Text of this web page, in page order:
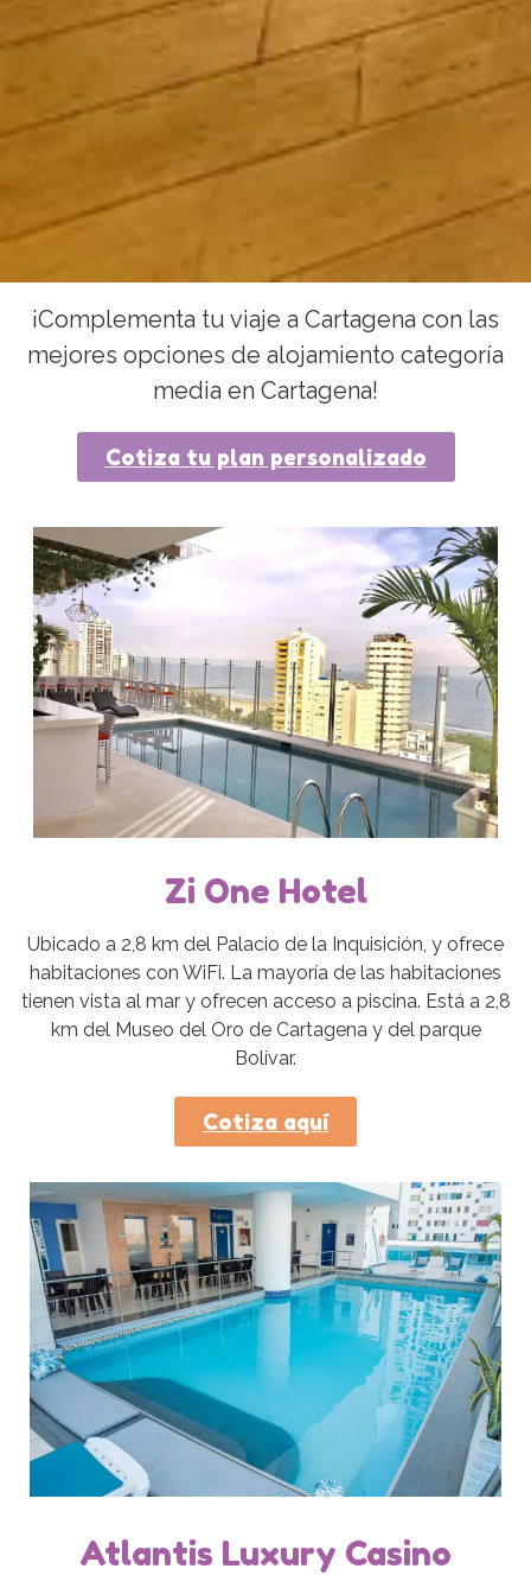
¡Complementa tu viaje a Cartagena con las
mejores opciones de alojamiento categoría
media en Cartagena!
Cotiza tu plan personalizado
Zi One Hotel
Ubicado a 2,8 km del Palacio de la Inquisición, y ofrece
habitaciones con WiFi. La mayoría de las habitaciones
tienen vista al mar y ofrecen acceso a piscina. Está a 2,8
km del Museo del Oro de Cartagena y del parque
Bolívar.
Cotiza aquí
Atlantis Luxury Casino